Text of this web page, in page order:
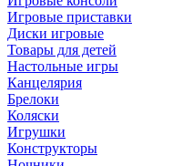
Игровые приставки
Диски игровые
Товары для детей
Настольные игры
Канцелярия
Брелоки
Коляски
Игрушки
Конструкторы